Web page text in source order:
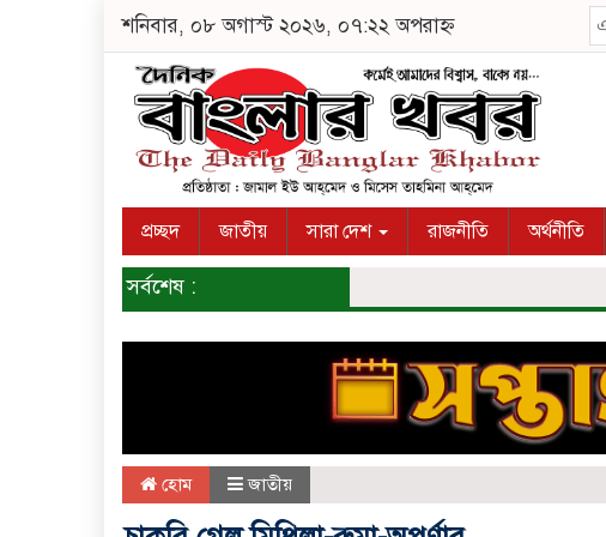
শনিবার, ০৮ অগাস্ট ২০২৬, ০৭:২২ অপরাহ্ন
প্রচ্ছদ জাতীয় সারা দেশ রাজনীতি অর্থনীতি
সর্বশেষ :
হোম জাতীয়